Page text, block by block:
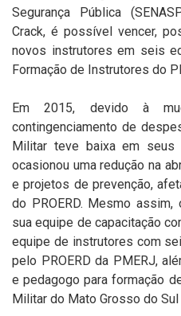
Segurança Pública
Crack, é possível vencer,
novos instrutores em seis
Formação de Instrutores do
Em 2015, devido à
contingenciamento de
Militar teve baixa em
ocasionou uma redução na
e projetos de prevenção,
do PROERD. Mesmo assim,
sua equipe de capacitação
equipe de instrutores com
pelo PROERD da PMERJ,
e pedagogo para formação
Militar do Mato Grosso do